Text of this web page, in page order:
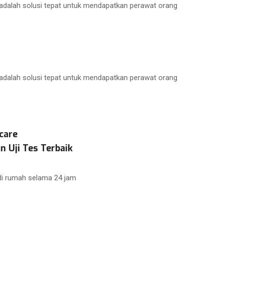
solusi tepat untuk mendapatkan perawat orang
solusi tepat untuk mendapatkan perawat orang
Uji Tes Terbaik
rumah selama 24 jam